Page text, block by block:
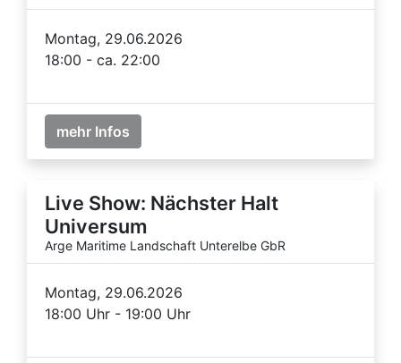
Montag, 29.06.2026
18:00 - ca. 22:00
mehr Infos
Live Show: Nächster Halt
Universum
Arge Maritime Landschaft Unterelbe GbR
Montag, 29.06.2026
18:00 Uhr - 19:00 Uhr